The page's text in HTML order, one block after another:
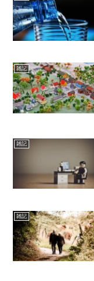
雑記
雑記
雑記